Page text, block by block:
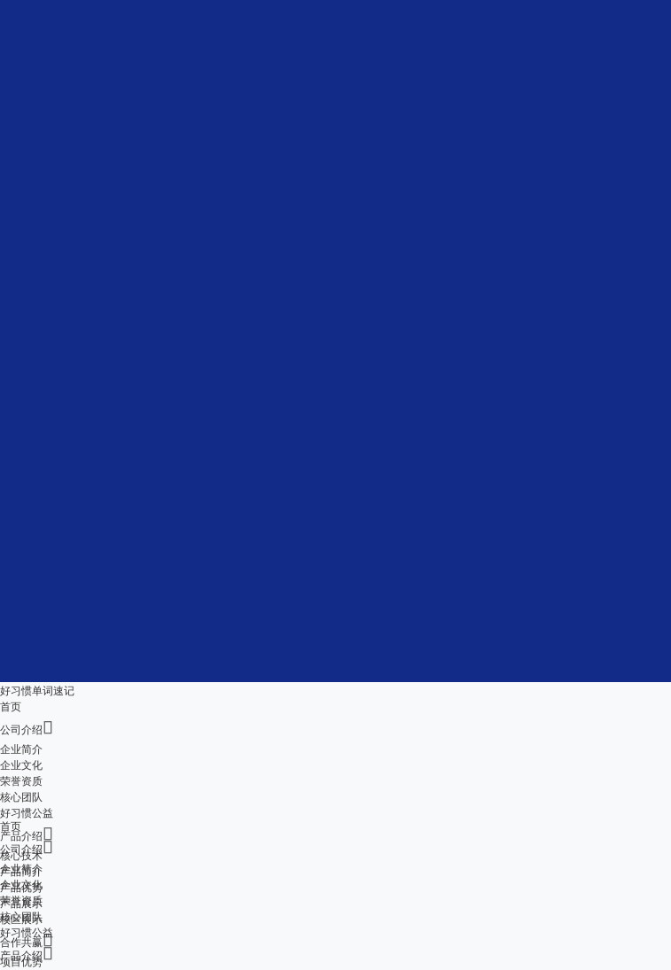
好习惯单词速记
首页
公司介绍
企业简介
企业文化
荣誉资质
核心团队
好习惯公益
产品介绍
核心技术
产品简介
产品优势
产品展示
校区展示
合作共赢
项目优势
首页
公司介绍
企业简介
企业文化
荣誉资质
核心团队
好习惯公益
产品介绍